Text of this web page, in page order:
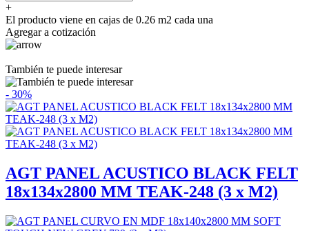
+
El producto viene en cajas de 0.26 m2 cada una
Agregar a cotización
También te puede interesar
- 30%
AGT PANEL ACUSTICO BLACK FELT
18x134x2800 MM TEAK-248 (3 x M2)